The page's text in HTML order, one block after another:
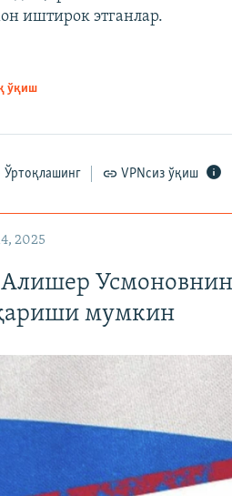
иштирок этганлар.
ўқиш
Ўртоқлашинг VPNсиз ўқиш
2025
мумкин